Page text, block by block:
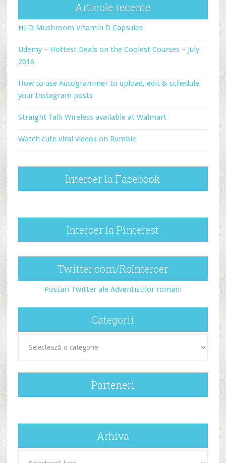
Articole recente
Hi-D Mushroom Vitamin D Capsules
Udemy – Hottest Deals on the Coolest Courses – July
2016
How to use Autogrammer to upload, edit & schedule
your Instagram posts
Straight Talk Wireless available at Walmart
Watch cute viral videos on Rumble
Intercer la Facebook
Intercer la Pinterest
Twitter.com/RoIntercer
Postari Twitter ale Adventistilor romani
Categorii
Parteneri
Arhiva